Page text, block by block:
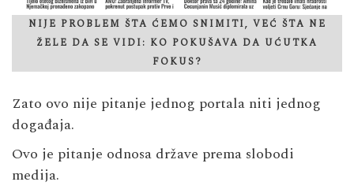
NIJE PROBLEM ŠTA ĆEMO SNIMITI, VEĆ ŠTA NE
ŽELE DA SE VIDI: KO POKUŠAVA DA UĆUTKA
FOKUS?
Zato ovo nije pitanje jednog portala niti jednog
događaja.
Ovo je pitanje odnosa države prema slobodi
medija.